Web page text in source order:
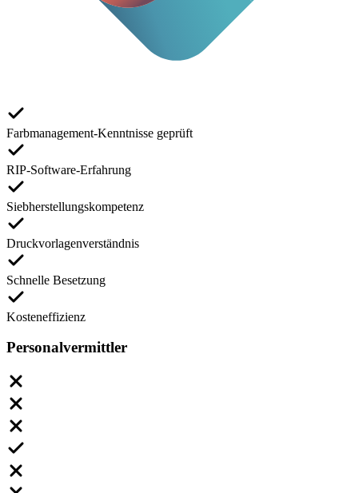
Farbmanagement-Kenntnisse geprüft
RIP-Software-Erfahrung
Siebherstellungskompetenz
Druckvorlagenverständnis
Schnelle Besetzung
Kosteneffizienz
Personalvermittler